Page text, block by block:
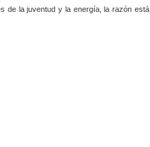
de la juventud y la energía, la razón está